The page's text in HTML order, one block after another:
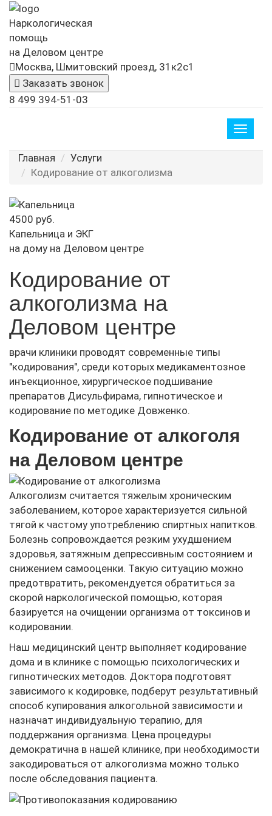
Наркологическая
помощь
на Деловом центре
Москва, Шмитовский проезд, 31к2с1
Заказать звонок
8 499 394-51-03
Toggle
Главная
Услуги
Кодирование от алкоголизма
4500 руб.
Капельница и ЭКГ
на дому на Деловом центре
Кодирование от
алкоголизма на
Деловом центре
врачи клиники проводят современные типы
"кодирования", среди которых медикаментозное
инъекционное, хирургическое подшивание
препаратов Дисульфирама, гипнотическое и
кодирование по методике Довженко.
Кодирование от алкоголя
на Деловом центре
Алкоголизм считается тяжелым хроническим
заболеванием, которое характеризуется сильной
тягой к частому употреблению спиртных напитков.
Болезнь сопровождается резким ухудшением
здоровья, затяжным депрессивным состоянием и
снижением самооценки. Такую ситуацию можно
предотвратить, рекомендуется обратиться за
скорой наркологической помощью, которая
базируется на очищении организма от токсинов и
кодировании.
Наш медицинский центр выполняет кодирование
дома и в клинике с помощью психологических и
гипнотических методов. Доктора подготовят
зависимого к кодировке, подберут результативный
способ купирования алкогольной зависимости и
назначат индивидуальную терапию, для
поддержания организма. Цена процедуры
демократична в нашей клинике, при необходимости
закодироваться от алкоголизма можно только
после обследования пациента.